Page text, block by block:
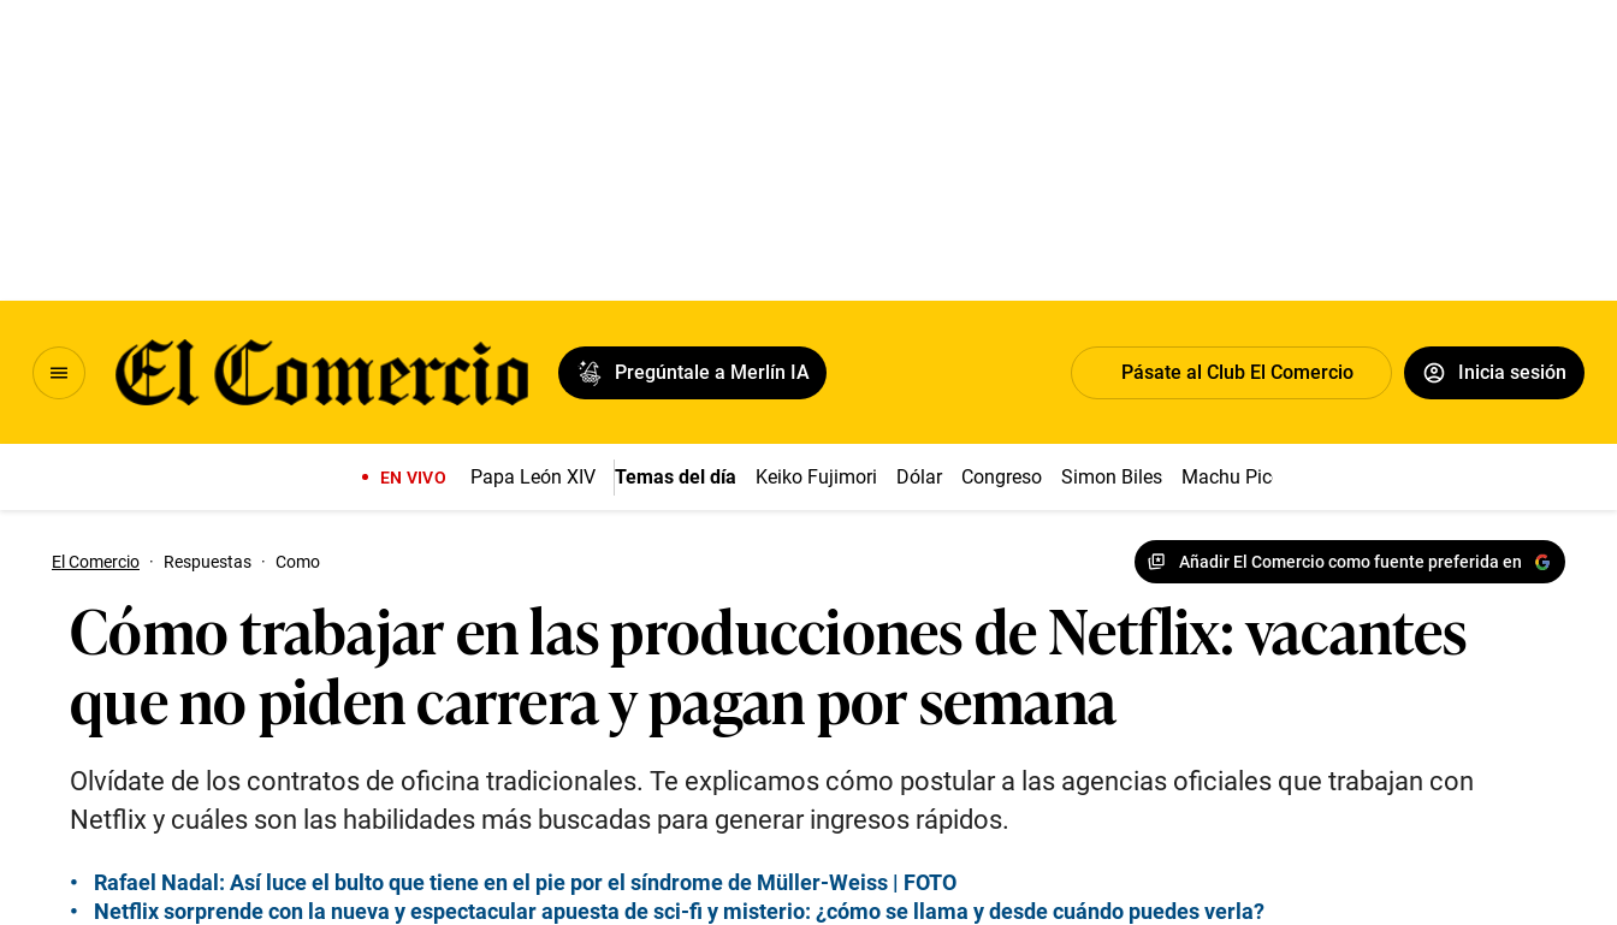
Pregúntale a Merlín IA Pásate al Club El Comercio Inicia sesión
EN VIVO Papa León XIV Temas del día Keiko Fujimori Dólar Congreso Simon Biles Machu Picchu
El Comercio · Respuestas · Como Añadir El Comercio como fuente preferida en
Cómo trabajar en las producciones de Netflix: vacantes
que no piden carrera y pagan por semana
Olvídate de los contratos de oficina tradicionales. Te explicamos cómo postular a las agencias oficiales que trabajan con
Netflix y cuáles son las habilidades más buscadas para generar ingresos rápidos.
Rafael Nadal: Así luce el bulto que tiene en el pie por el síndrome de Müller-Weiss | FOTO
Netflix sorprende con la nueva y espectacular apuesta de sci-fi y misterio: ¿cómo se llama y desde cuándo puedes verla?